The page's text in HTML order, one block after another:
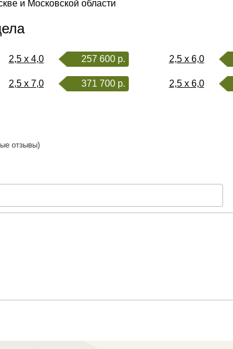
и Московской области
2,5 x 4,0 257 600 р. 2,5 x 6,0
2,5 x 7,0 371 700 р. 2,5 x 6,0
отзывы)